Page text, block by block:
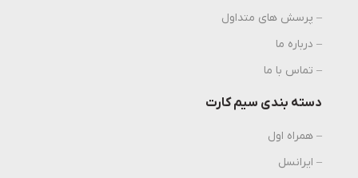
– پرسش های متداول
– درباره ما
– تماس با ما
دسته بندی سیم کارت
– همراه اول
– ایرانسل